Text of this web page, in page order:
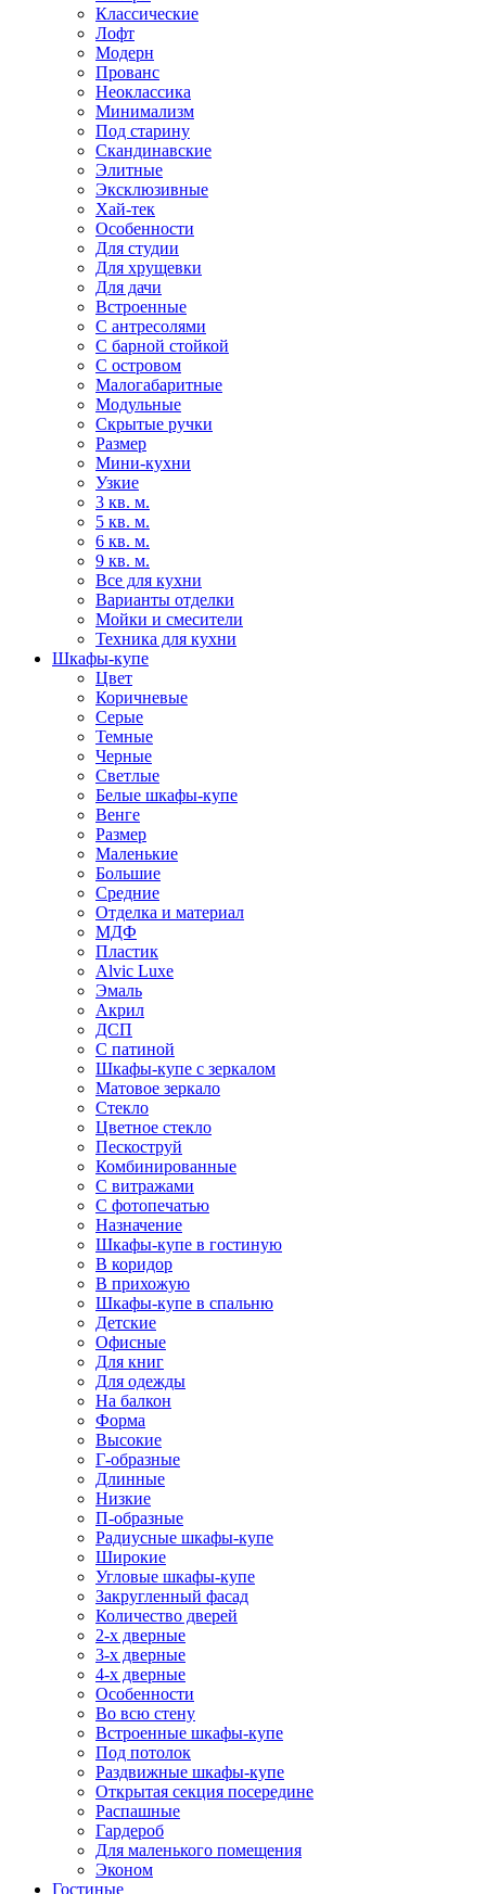
Классические
Лофт
Модерн
Прованс
Неоклассика
Минимализм
Под старину
Скандинавские
Элитные
Эксклюзивные
Хай-тек
Особенности
Для студии
Для хрущевки
Для дачи
Встроенные
С антресолями
С барной стойкой
С островом
Малогабаритные
Модульные
Скрытые ручки
Размер
Мини-кухни
Узкие
3 кв. м.
5 кв. м.
6 кв. м.
9 кв. м.
Все для кухни
Варианты отделки
Мойки и смесители
Техника для кухни
Шкафы-купе
Цвет
Коричневые
Серые
Темные
Черные
Светлые
Белые шкафы-купе
Венге
Размер
Маленькие
Большие
Средние
Отделка и материал
МДФ
Пластик
Alvic Luxe
Эмаль
Акрил
ДСП
С патиной
Шкафы-купе с зеркалом
Матовое зеркало
Стекло
Цветное стекло
Пескоструй
Комбинированные
С витражами
С фотопечатью
Назначение
Шкафы-купе в гостиную
В коридор
В прихожую
Шкафы-купе в спальню
Детские
Офисные
Для книг
Для одежды
На балкон
Форма
Высокие
Г-образные
Длинные
Низкие
П-образные
Радиусные шкафы-купе
Широкие
Угловые шкафы-купе
Закругленный фасад
Количество дверей
2-х дверные
3-х дверные
4-х дверные
Особенности
Во всю стену
Встроенные шкафы-купе
Под потолок
Раздвижные шкафы-купе
Открытая секция посередине
Распашные
Гардероб
Для маленького помещения
Эконом
Гостиные